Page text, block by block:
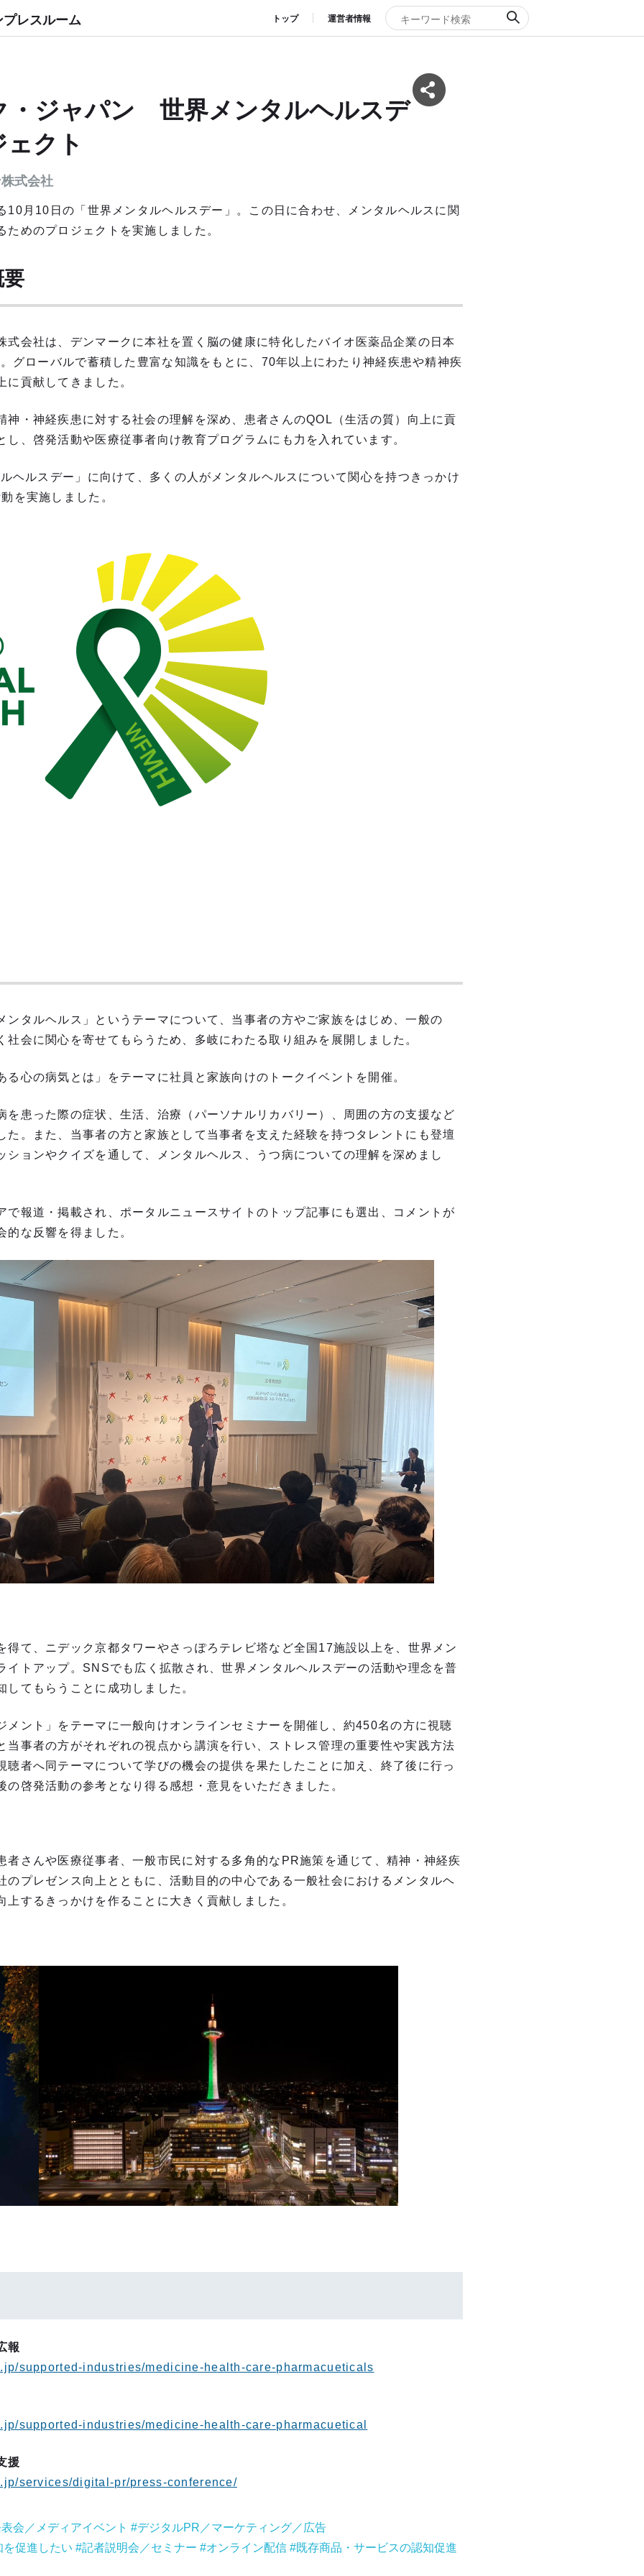
レスルーム トップ 運営者情報
・ジャパン 世界メンタルヘルスデ
クト
式会社
10月10日の「世界メンタルヘルスデー」。この日に合わせ、メンタルヘルスに関
ためのプロジェクトを実施しました。
式会社は、デンマークに本社を置く脳の健康に特化したバイオ医薬品企業の日本
グローバルで蓄積した豊富な知識をもとに、70年以上にわたり神経疾患や精神疾
に貢献してきました。
神・神経疾患に対する社会の理解を深め、患者さんのQOL（生活の質）向上に貢
し、啓発活動や医療従事者向け教育プログラムにも力を入れています。
ヘルスデー」に向けて、多くの人がメンタルヘルスについて関心を持つきっかけ
を実施しました。
ンタルヘルス」というテーマについて、当事者の方やご家族をはじめ、一般の
社会に関心を寄せてもらうため、多岐にわたる取り組みを展開しました。
る心の病気とは」をテーマに社員と家族向けのトークイベントを開催。
を患った際の症状、生活、治療（パーソナルリカバリー）、周囲の方の支援など
た。また、当事者の方と家族として当事者を支えた経験を持つタレントにも登壇
ションやクイズを通して、メンタルヘルス、うつ病についての理解を深めまし
で報道・掲載され、ポータルニュースサイトのトップ記事にも選出、コメントが
的な反響を得ました。
得て、ニデック京都タワーやさっぽろテレビ塔など全国17施設以上を、世界メン
イトアップ。SNSでも広く拡散され、世界メンタルヘルスデーの活動や理念を普
してもらうことに成功しました。
メント」をテーマに一般向けオンラインセミナーを開催し、約450名の方に視聴
当事者の方がそれぞれの視点から講演を行い、ストレス管理の重要性や実践方法
聴者へ同テーマについて学びの機会の提供を果たしたことに加え、終了後に行っ
の啓発活動の参考となり得る感想・意見をいただきました。
者さんや医療従事者、一般市民に対する多角的なPR施策を通じて、精神・神経疾
のプレゼンス向上とともに、活動目的の中心である一般社会におけるメンタルヘ
上するきっかけを作ることに大きく貢献しました。
報
supported-industries/medicine-health-care-pharmacueticals
supported-industries/medicine-health-care-pharmacuetical
援
services/digital-pr/press-conference/
会／メディアイベント
デジタルPR／マーケティング／広告
促進したい
記者説明会／セミナー オンライン配信 既存商品・サービスの認知促進